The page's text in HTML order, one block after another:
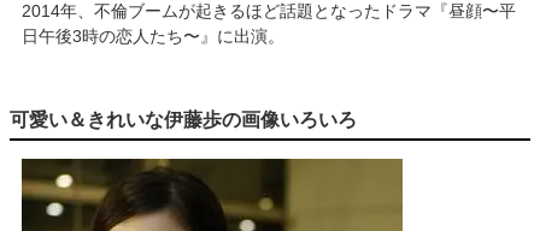
2014年、不倫ブームが起きるほど話題となったドラマ『昼顔〜平
日午後3時の恋人たち〜』に出演。
可愛い＆きれいな伊藤歩の画像いろいろ